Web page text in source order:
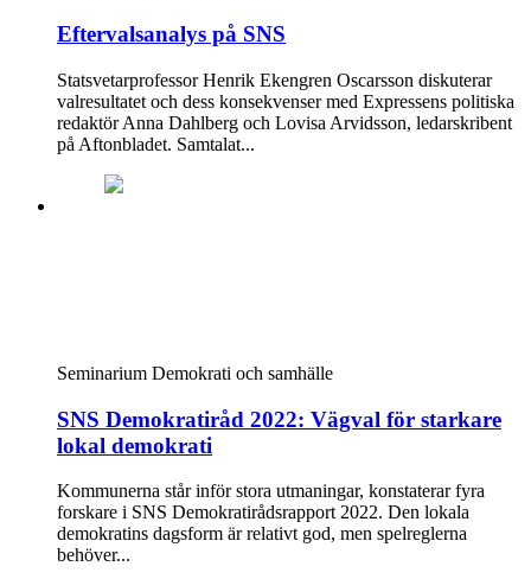
Eftervalsanalys på SNS
Statsvetarprofessor Henrik Ekengren Oscarsson diskuterar
valresultatet och dess konsekvenser med Expressens politiska
redaktör Anna Dahlberg och Lovisa Arvidsson, ledarskribent
på Aftonbladet. Samtalat...
Seminarium Demokrati och samhälle
SNS Demokratiråd 2022: Vägval för starkare
lokal demokrati
Kommunerna står inför stora utmaningar, konstaterar fyra
forskare i SNS Demokratirådsrapport 2022. Den lokala
demokratins dagsform är relativt god, men spelreglerna
behöver...